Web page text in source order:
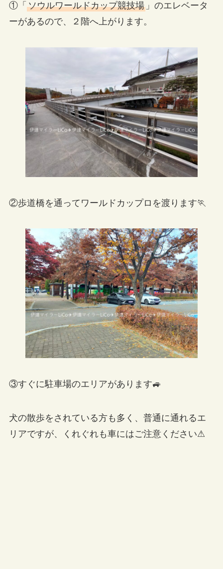
①「 ソウルワールドカップ競技場」のエレベータ
ーがあるので、２階へ上がります。
②歩道橋を通ってワールドカップロを渡ります🏃
③すぐに駐車場のエリアがあります🚙
犬の散歩をされている方も多く、普通に通れるエ
リアですが、くれぐれも車にはご注意ください⚠